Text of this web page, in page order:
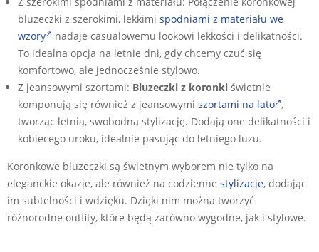
bluzeczki z szerokimi, lekkimi spodniami z materiału we
wzory
nadaje casualowemu lookowi lekkości i delikatności.
To idealna opcja na letnie dni, gdy chcemy czuć się
komfortowo, ale jednocześnie stylowo.
Z jeansowymi szortami: Bluzeczki z koronki świetnie
komponują się również z jeansowymi szortami na lato ,
tworząc letnią, swobodną stylizację. Dodają one delikatności i
kobiecego uroku, idealnie pasując do letniego luzu.
Koronkowe bluzeczki są świetnym wyborem nie tylko na
eleganckie okazje, ale również na codzienne stylizacje, dodając
im subtelności i wdzięku. Dzięki nim można tworzyć
różnorodne outfity, które będą zarówno wygodne, jak i stylowe.